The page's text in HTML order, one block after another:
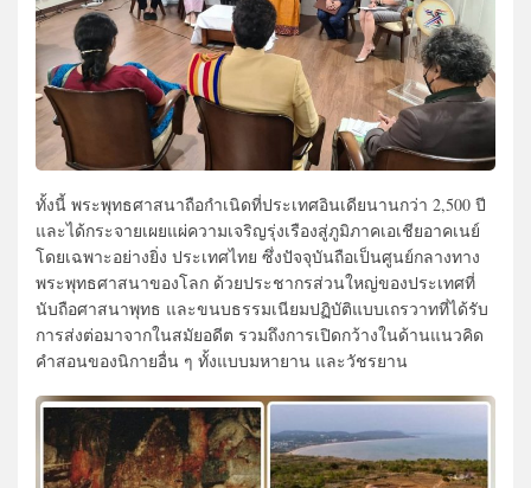
ทั้งนี้ พระพุทธศาสนาถือกำเนิดที่ประเทศอินเดียนานกว่า 2,500 ปี
และได้กระจายเผยแผ่ความเจริญรุ่งเรืองสู่ภูมิภาคเอเชียอาคเนย์
โดยเฉพาะอย่างยิ่ง ประเทศไทย ซึ่งปัจจุบันถือเป็นศูนย์กลางทาง
พระพุทธศาสนาของโลก ด้วยประชากรส่วนใหญ่ของประเทศที่
นับถือศาสนาพุทธ และขนบธรรมเนียมปฏิบัติแบบเถรวาทที่ได้รับ
การส่งต่อมาจากในสมัยอดีต รวมถึงการเปิดกว้างในด้านแนวคิด
คำสอนของนิกายอื่น ๆ ทั้งแบบมหายาน และวัชรยาน